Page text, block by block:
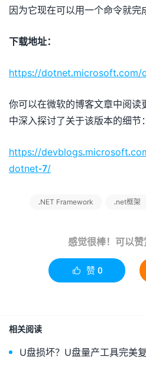
因为它现在可以用一个命令就完
下载地址：
https://dotnet.microsoft.com/
你可以在微软的博客文章中阅读
中深入探讨了关于该版本的细节：
https://
dotnet-7/
.NET Framework .net框架
感觉很棒！可以
 赞 0
相关阅读
U盘损坏？U盘量产工具完美